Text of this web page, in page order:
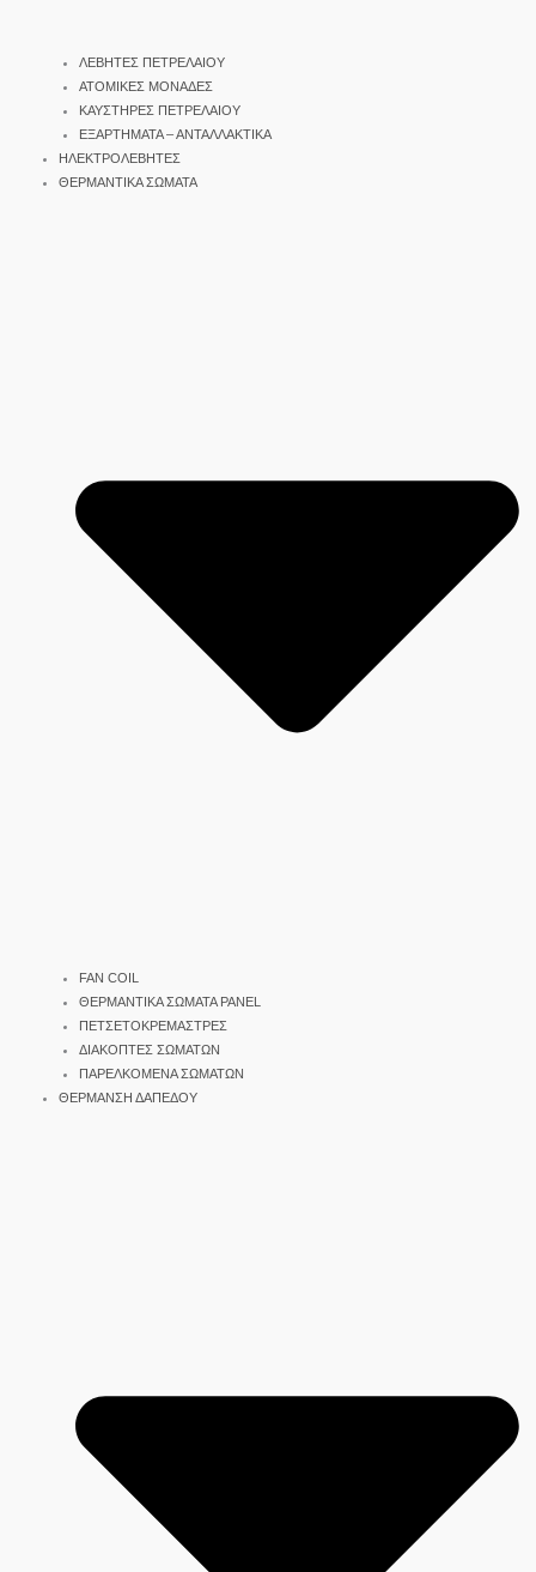
ΛΕΒΗΤΕΣ ΠΕΤΡΕΛΑΙΟΥ
ΑΤΟΜΙΚΕΣ ΜΟΝΑΔΕΣ
ΚΑΥΣΤΗΡΕΣ ΠΕΤΡΕΛΑΙΟΥ
ΕΞΑΡΤΗΜΑΤΑ – ΑΝΤΑΛΛΑΚΤΙΚΑ
ΗΛΕΚΤΡΟΛΕΒΗΤΕΣ
ΘΕΡΜΑΝΤΙΚΑ ΣΩΜΑΤΑ
FAN COIL
ΘΕΡΜΑΝΤΙΚΑ ΣΩΜΑΤΑ PANEL
ΠΕΤΣΕΤΟΚΡΕΜΑΣΤΡΕΣ
ΔΙΑΚΟΠΤΕΣ ΣΩΜΑΤΩΝ
ΠΑΡΕΛΚΟΜΕΝΑ ΣΩΜΑΤΩΝ
ΘΕΡΜΑΝΣΗ ΔΑΠΕΔΟΥ